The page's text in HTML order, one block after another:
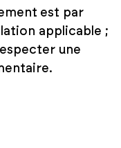
est par
applicable ;
une